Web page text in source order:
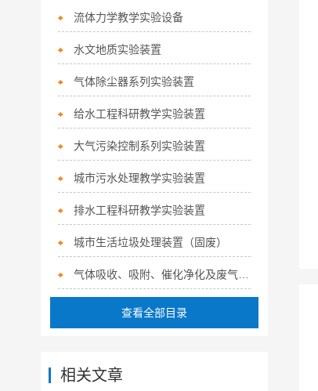
流体力学教学实验设备
水文地质实验装置
气体除尘器系列实验装置
给水工程科研教学实验装置
大气污染控制系列实验装置
城市污水处理教学实验装置
排水工程科研教学实验装置
城市生活垃圾处理装置（固废）
查看全部目录
相关文章